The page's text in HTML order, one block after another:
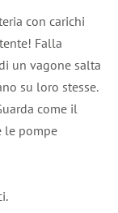
con carichi
Falla
un vagone salta
su loro stesse.
come il
le pompe